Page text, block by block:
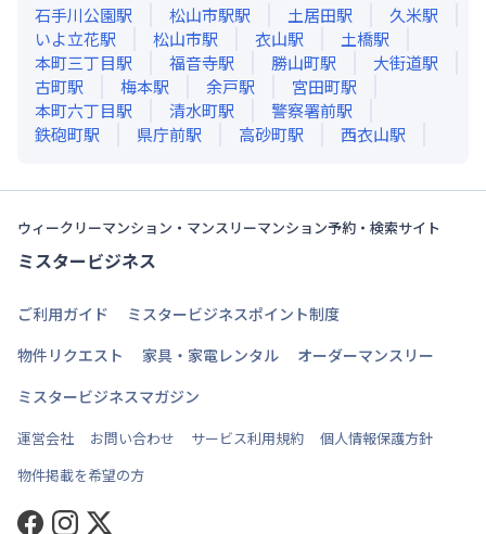
石手川公園駅 松山市駅駅 土居田駅 久米駅
いよ立花駅 松山市駅 衣山駅 土橋駅
本町三丁目駅 福音寺駅 勝山町駅 大街道駅
古町駅 梅本駅 余戸駅 宮田町駅
本町六丁目駅 清水町駅 警察署前駅
鉄砲町駅 県庁前駅 高砂町駅 西衣山駅
ウィークリーマンション・マンスリーマンション予約・検索サイト
ミスタービジネス
ご利用ガイド
ミスタービジネスポイント制度
物件リクエスト
家具・家電レンタル
オーダーマンスリー
ミスタービジネスマガジン
運営会社 お問い合わせ サービス利用規約
個人情報保護方針
物件掲載を希望の方
Facebook
Instagram
Twitter